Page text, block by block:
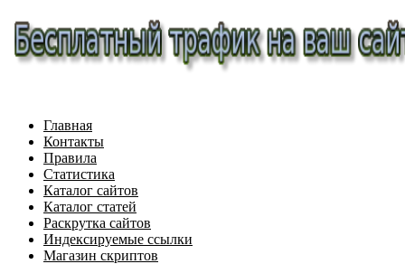
Главная
Контакты
Правила
Статистика
Каталог сайтов
Каталог статей
Раскрутка сайтов
Индексируемые ссылки
Магазин скриптов